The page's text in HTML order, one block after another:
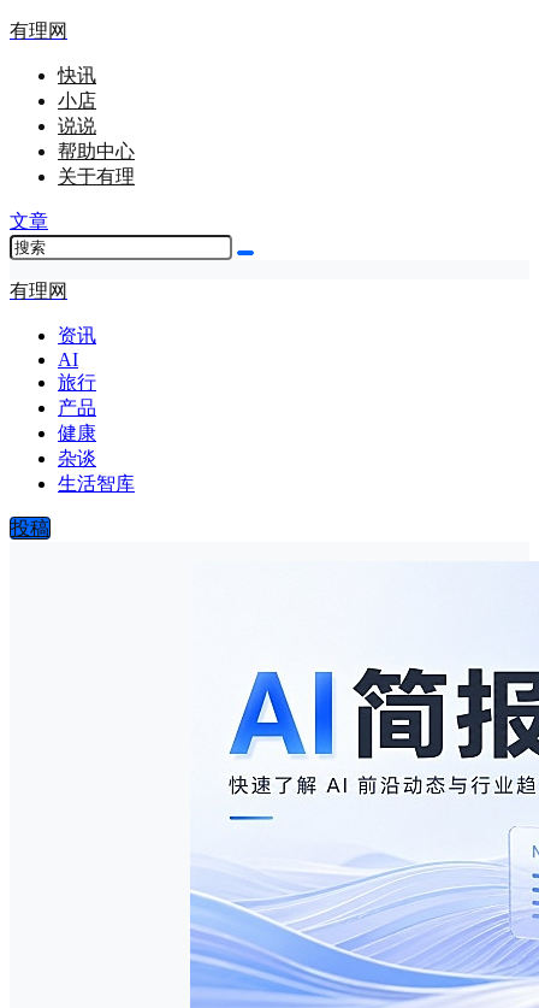
有理网
快讯
小店
说说
帮助中心
关于有理
文章
有理网
资讯
AI
旅行
产品
健康
杂谈
生活智库
投稿